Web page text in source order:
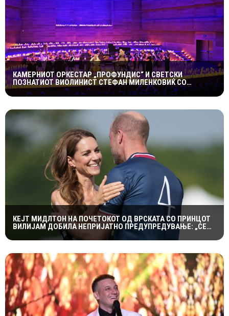
КАМЕРНИОТ ОРКЕСТАР „ПРОФУНДИС“ И СВЕТСКИ
ПОЗНАТИОТ ВИОЛИНИСТ СТЕФАН МИЛЕНКОВИЌ СО
СПЕКТАКУЛАРЕН „CANDLELIGHT“ КОНЦЕРТ НА „ОХРИДСКО
ЛЕТО“
КЕЈТ МИДЛТОН НА ПОЧЕТОКОТ ОД ВРСКАТА СО ПРИНЦОТ
ВИЛИЈАМ ДОБИЛА НЕПРИЈАТНО ПРЕДУПРЕДУВАЊЕ: „СЕ
МАЖИШ ВО ПОГРЕШНО СЕМЕЈСТВО“